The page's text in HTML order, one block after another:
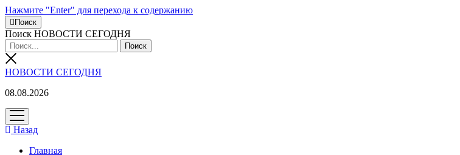
Нажмите "Enter" для перехода к содержанию
Поиск
Поиск НОВОСТИ СЕГОДНЯ
НОВОСТИ СЕГОДНЯ
08.08.2026
открыть
меню
Назад
Главная